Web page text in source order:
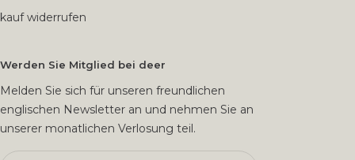
kauf widerrufen
Werden Sie Mitglied bei deer
Melden Sie sich für unseren freundlichen
englischen Newsletter an und nehmen Sie an
unserer monatlichen Verlosung teil.